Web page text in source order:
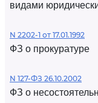
видами
N 2202-1 от 17.01.1992
ФЗ о прокуратуре
N 127-ФЗ 26.10.2002
ФЗ о